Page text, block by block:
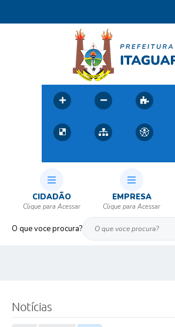
O que voce procura?
CIDADÃO EMPRESA
Notícias